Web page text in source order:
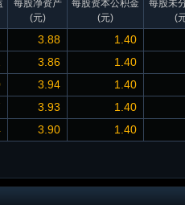
每股净资产
(元)
每股资本公积金
(元)
每股未
(
3.88 1.40
3.86 1.40
3.94 1.40
3.93 1.40
3.90 1.40